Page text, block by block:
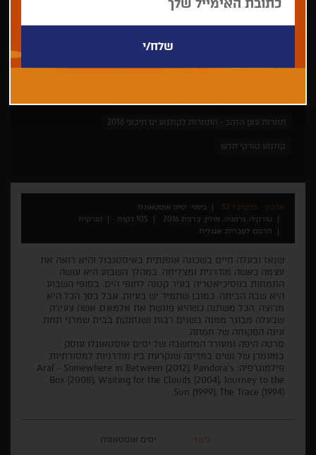
תחרות עוגן הזהב - התחרות לקולנוע ים תיכוני 2016
קולנוע טורקי חדש
ארכיון - פסטיבל 32
בימוי: יסים אוסטאוגלו
טורקיה, גרמניה, פולין, צרפת 2016
105 דקות
טורקית
תרגום לעברית, אנגלית
שנאז ובעלה חיים בשכונה אופנתית באיסטנבול והיא רואה את
עצמה כאשה מודרנית ומצליחה. במהלך השבוע היא עושה
התמחות בפסיכיאטריה בעיר קטנה לחופי הים. בסופי השבוע
היא שבה הביתה. כמובן שתמיד יש בעיות, אבל בסך הכל היא
מרוצה. הכל משתנה כשהיא פוגשת את אלמאס, אשה צעירה
שבעלה מבוגר ממנה בשנים רבות ושנחנקת בבית שמרני תחת
עינה הפקוחה של חמתה.
סרטה היפה ומעורר המחשבה של יסים אוסטאוגלו עוסק
במעמדן של נשים במדינה שנקרעת בין מודרניות למסורתיות.
פילמוגרפיה: Araf - Somewhere in Between (2012), Pandora's
Box (2008), Waiting for the Clouds (2004), Journey to the
Sun (1999), The Trace (1994).
בימוי יסים אוסטאוגלו